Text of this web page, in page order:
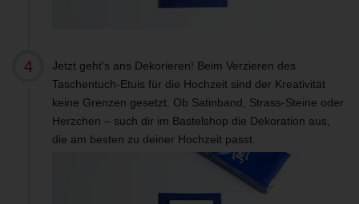
Jetzt geht’s ans Dekorieren! Beim Verzieren des
Taschentuch-Etuis für die Hochzeit sind der Kreativität
keine Grenzen gesetzt. Ob Satinband, Strass-Steine oder
Herzchen – such dir im Bastelshop die Dekoration aus,
die am besten zu deiner Hochzeit passt.